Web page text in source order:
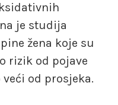
je studija
žena koje su
rizik od pojave
od prosjeka.